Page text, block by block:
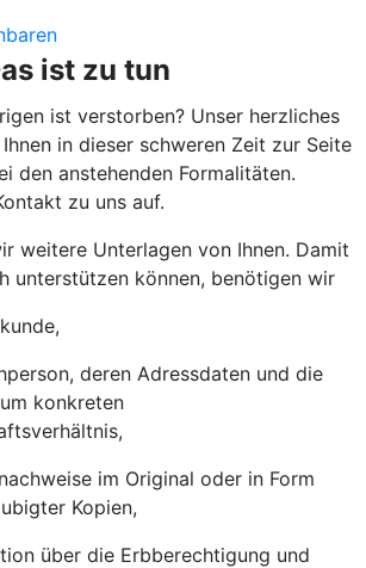
ist zu tun
ist verstorben? Unser herzliches
in dieser schweren Zeit zur Seite
den anstehenden Formalitäten.
zu uns auf.
weitere Unterlagen von Ihnen. Damit
unterstützen können, benötigen wir
deren Adressdaten und die
konkreten
im Original oder in Form
Kopien,
über die Erbberechtigung und